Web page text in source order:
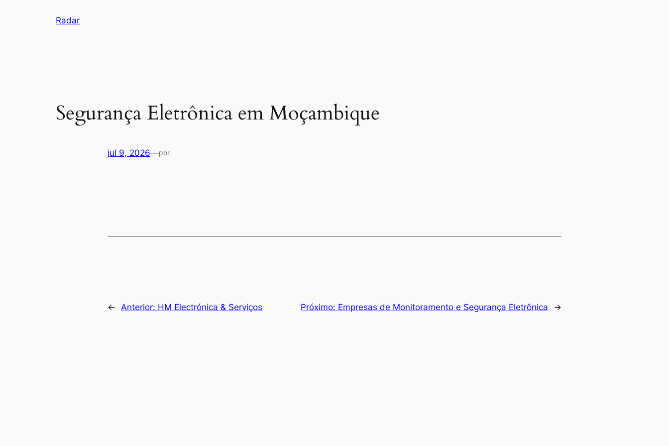
Radar
Segurança Eletrônica em Moçambique
jul 9, 2026—por
← Anterior: HM Electrónica & Serviços Próximo: Empresas de Monitoramento e Segurança Eletrônica →